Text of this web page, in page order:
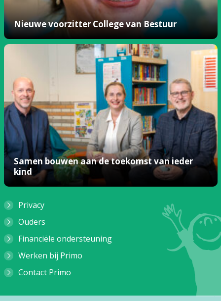
Nieuwe voorzitter College van Bestuur
Samen bouwen aan de toekomst van ieder
kind
Privacy
Ouders
Financiële ondersteuning
Werken bij Primo
Contact Primo